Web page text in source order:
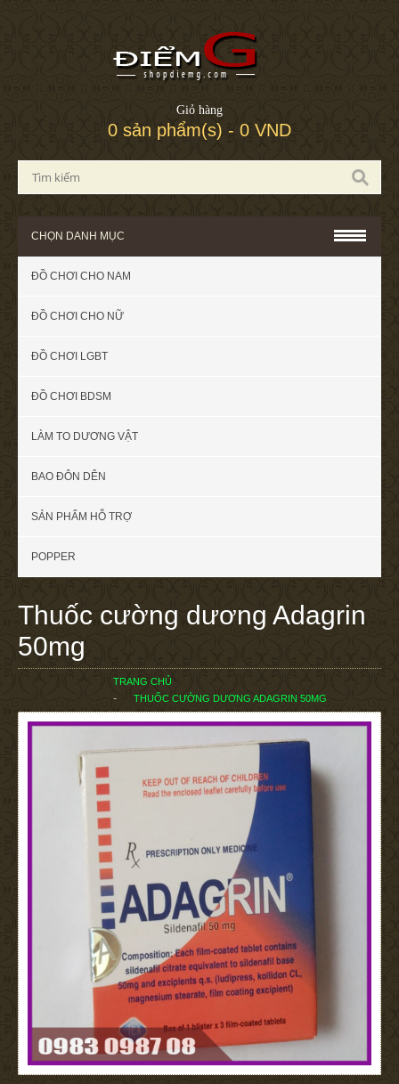
Giỏ hàng
0 sản phẩm(s) - 0 VND
CHỌN DANH MỤC
ĐỒ CHƠI CHO NAM
ĐỒ CHƠI CHO NỮ
ĐỒ CHƠI LGBT
ĐỒ CHƠI BDSM
LÀM TO DƯƠNG VẬT
BAO ĐÔN DÊN
SẢN PHẨM HỖ TRỢ
POPPER
Thuốc cường dương Adagrin
50mg
TRANG CHỦ
THUỐC CƯỜNG DƯƠNG ADAGRIN 50MG